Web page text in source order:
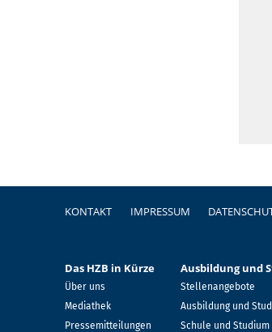
Fußzeile
KONTAKT IMPRESSUM
Das HZB in Kürze
Über uns
Mediathek
Pressemitteilungen
Ausbildung und
Stellenangebote
Ausbildung und
Schule und Studium